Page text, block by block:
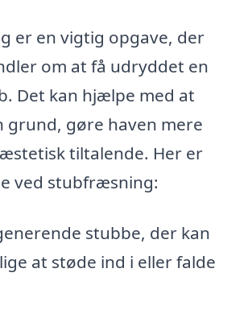
er en vigtig opgave, der
om at få udryddet en
Det kan hjælpe med at
grund, gøre haven mere
tiltalende. Her er
ved stubfræsning:
stubbe, der kan
at støde ind i eller falde